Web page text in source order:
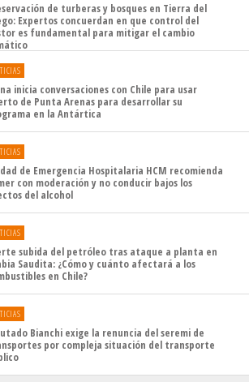
de turberas y bosques en Tierra del
Expertos concuerdan en que control del
es fundamental para mitigar el cambio
inicia conversaciones con Chile para usar
de Punta Arenas para desarrollar su
en la Antártica
de Emergencia Hospitalaria HCM recomienda
con moderación y no conducir bajos los
del alcohol
subida del petróleo tras ataque a planta en
Saudita: ¿Cómo y cuánto afectará a los
en Chile?
Bianchi exige la renuncia del seremi de
por compleja situación del transporte